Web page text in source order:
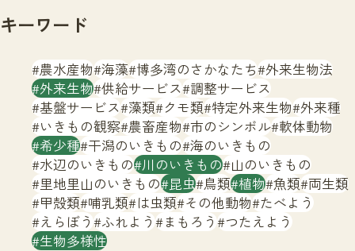
文字サイズ 小 中 大
生物多様性ふくおかウェブセンターとは
サイトマップ
キーワード
農水産物 海藻 博多湾のさかなたち 外来生物法
外来生物 供給サービス 調整サービス
基盤サービス 藻類 クモ類 特定外来生物 外来種
いきもの観察 農畜産物 市のシンボル 軟体動物
希少種 干潟のいきもの 海のいきもの
水辺のいきもの 川のいきもの 山のいきもの
里地里山のいきもの 昆虫 鳥類 植物 魚類 両生類
甲殻類 哺乳類 は虫類 その他動物 たべよう
えらぼう ふれよう まもろう つたえよう
生物多様性